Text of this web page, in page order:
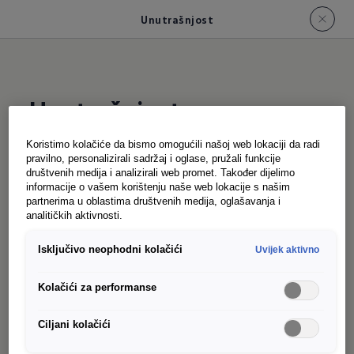
Unutrašnjost
Unutrašnjost
Više prostora, više udobnosti - za vas i vaš tim.
Velikodušne dimenzije novog kombija
osiguravaju mnogo opuštenije iskustvo vožnje.
ulazite i izlazite iz autobusa, brzo ćete cijeniti
ali zahvaljujući opcijama sjedala koje
odgovaraju vašim potrebama, vožnja ostaje
Koristimo kolačiće da bismo omogućili našoj web lokaciji da radi
pravilno, personalizirali sadržaj i oglase, pružali funkcije
društvenih medija i analizirali web promet. Također dijelimo
informacije o vašem korištenju naše web lokacije s našim
partnerima u oblastima društvenih medija, oglašavanja i
analitičkih aktivnosti.
Isključivo neophodni kolačići Uvijek aktivno
Kolačići za performanse
Ciljani kolačići